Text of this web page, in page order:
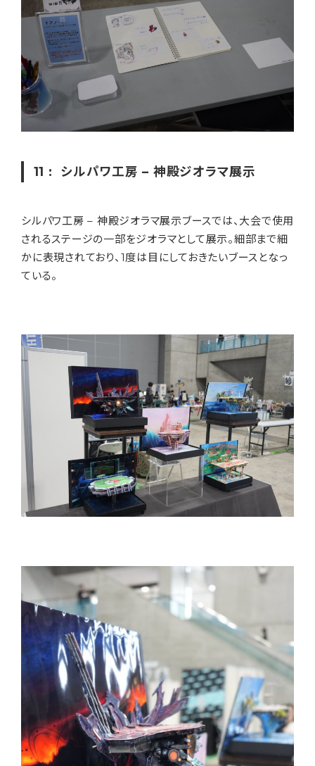
11 : シルパワ工房 – 神殿ジオラマ展示
シルパワ工房 – 神殿ジオラマ展示ブースでは、大会で使用
されるステージの一部をジオラマとして展示。細部まで細
かに表現されており、1度は目にしておきたいブースとなっ
ている。